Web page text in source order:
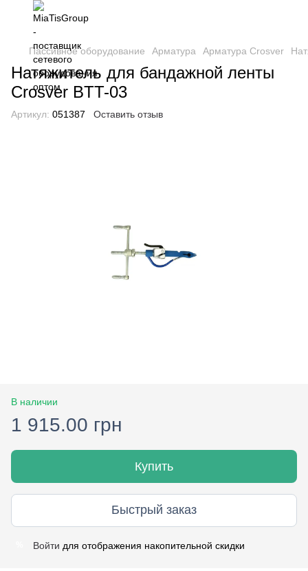
Пассивное оборудование Арматура Арматура Crosver
Натяжитель для бандажной ленты
Crosver BTT-03
Артикул: 051387 Оставить отзыв
В наличии
1 915.00 грн
Купить
Быстрый заказ
Войти для отображения накопительной скидки